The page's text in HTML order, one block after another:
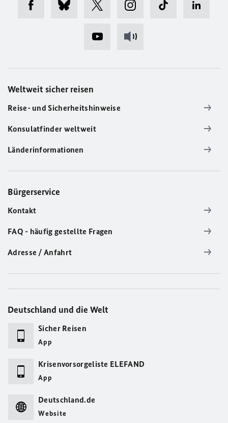
Weltweit sicher reisen
Reise- und Sicherheitshinweise
Konsulatfinder weltweit
Länderinformationen
Bürgerservice
Kontakt
FAQ - häufig gestellte Fragen
Adresse / Anfahrt
Deutschland und die Welt
Sicher Reisen
App
Krisenvorsorgeliste ELEFAND
App
Deutschland.de
Website